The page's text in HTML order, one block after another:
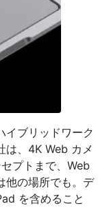
イブリッドワーク
は、4K Web カメ
プトまで、Web
他の場所でも。デ
を含めること